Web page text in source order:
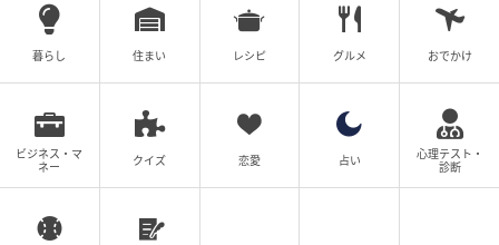
暮らし 住まい レシピ グルメ おでかけ
ビジネス・マ
ネー
クイズ 恋愛 占い
心理テスト・
診断